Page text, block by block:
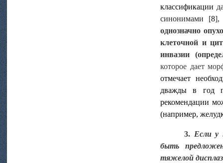
классификации
синонимами [8],
однозначно
клеточной и
инвазии
которое дает
отмечает
дважды в год
рекомендации
(например,
3. Если у
быть
тяжелой